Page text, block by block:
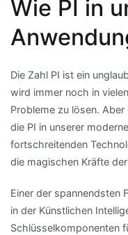
Wie PI in
Die Zahl PI ist ein
wird immer noch in
Probleme zu lösen.
die PI in unserer
fortschreitenden
die magischen Kräfte
Einer der spannendsten
in der Künstlichen
Schlüsselkomponenten